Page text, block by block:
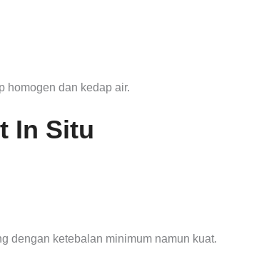
homogen dan kedap air.
In Situ
dengan ketebalan minimum namun kuat.